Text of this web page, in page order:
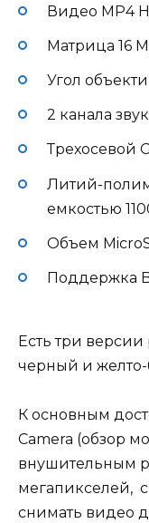
Видео MP4
Матрица 16
Угол
2 канала
Трехосевой
Литий-
емкостью
Объем
Поддержка
Есть три
черный и
К основным
Camera (обзор
внушительным
мегапикселей,
снимать видео